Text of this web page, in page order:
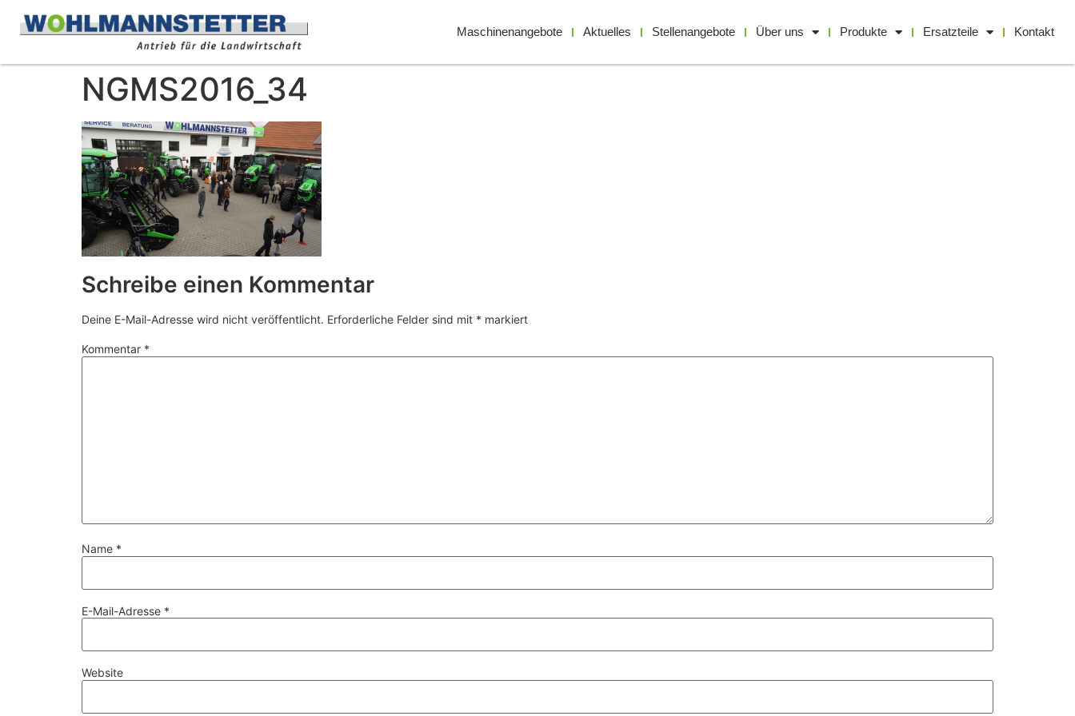
Maschinenangebote Aktuelles Stellenangebote Über uns Produkte Ersatzteile Kontakt
NGMS2016_34
Schreibe einen Kommentar
Deine E-Mail-Adresse wird nicht veröffentlicht. Erforderliche Felder sind mit * markiert
Kommentar *
Name *
E-Mail-Adresse *
Website